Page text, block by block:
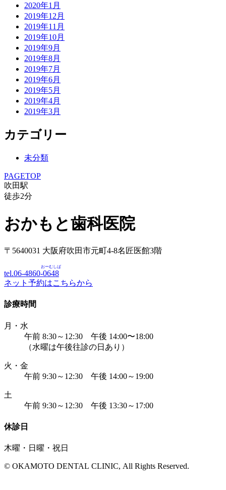
2020年1月
2019年12月
2019年11月
2019年10月
2019年9月
2019年8月
2019年7月
2019年6月
2019年5月
2019年4月
2019年3月
カテゴリー
未分類
PAGETOP
吹田駅
徒歩2分
おかもと歯科医院
〒5640031 大阪府吹田市元町4-8名匠医館3階
tel.06-4860-0648
おーむしば
ネット予約はこちらから
診療時間
月・水
午前 8:30～12:30 午後 14:00〜18:00
（水曜は午後往診の日あり）
火・金
午前 9:30～12:30 午後 14:00～19:00
土
午前 9:30～12:30 午後 13:30～17:00
休診日
木曜・日曜・祝日
© OKAMOTO DENTAL CLINIC, All Rights Reserved.